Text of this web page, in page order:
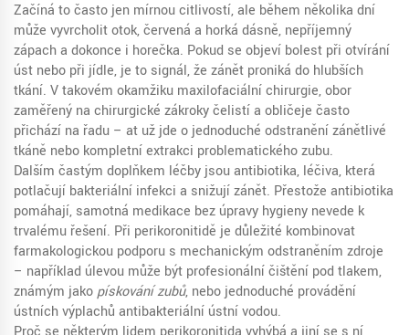
Začíná to často jen mírnou citlivostí, ale během několika dní
může vyvrcholit otok, červená a horká dásně, nepříjemný
zápach a dokonce i horečka. Pokud se objeví bolest při otvírání
úst nebo při jídle, je to signál, že zánět proniká do hlubších
tkání. V takovém okamžiku maxilofaciální chirurgie,obor
zaměřený na chirurgické zákroky čelistí a obličeje často
přichází na řadu – ať už jde o jednoduché odstranění zánětlivé
tkáně nebo kompletní extrakci problematického zubu.
Dalším častým doplňkem léčby jsouantibiotika, léčiva, která
potlačují bakteriální infekci a snižují zánět. Přestože antibiotika
pomáhají, samotná medikace bez úpravy hygieny nevede k
trvalému řešení. Při perikoronitidě je důležité kombinovat
farmakologickou podporu s mechanickým odstraněním zdroje
– například úlevou může být profesionální čištění pod tlakem,
známým jako pískování zubů, nebo jednoduché provádění
ústních výplachů antibakteriální ústní vodou.